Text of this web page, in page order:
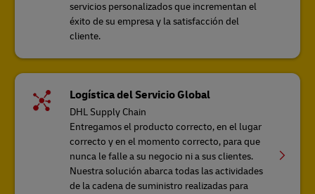
servicios personalizados que incrementan el
éxito de su empresa y la satisfacción del
cliente.
Logística del Servicio Global
DHL Supply Chain
Entregamos el producto correcto, en el lugar
correcto y en el momento correcto, para que
nunca le falle a su negocio ni a sus clientes.
Nuestra solución abarca todas las actividades
de la cadena de suministro realizadas para